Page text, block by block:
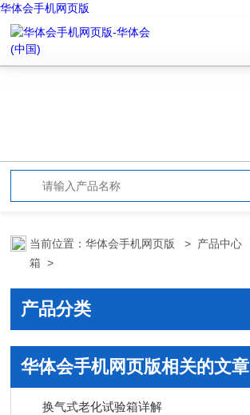
华体会手机网页版
当前位置：华体会手机网页版 > 产品中心
箱 >
产品分类
华体会手机网页版相关的文章
换气式老化试验箱详解